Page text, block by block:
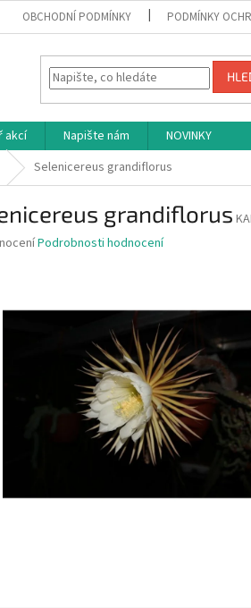
OBCHODNÍ PODMÍNKY PODMÍNKY
akcí Napište nám
NOVINKY
Selenicereus grandiflorus
grandiflorus
Podrobnosti hodnocení